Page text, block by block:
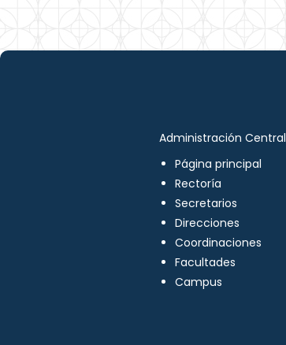
Administración Central
Página principal
Rectoría
Secretarios
Direcciones
Coordinaciones
Facultades
Campus